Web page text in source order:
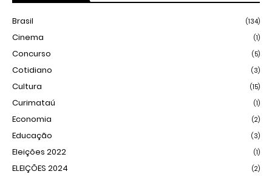
Brasil (134)
Cinema (1)
Concurso (5)
Cotidiano (3)
Cultura (15)
Curimataú (1)
Economia (2)
Educação (3)
Eleições 2022 (1)
ELEIÇÕES 2024 (2)